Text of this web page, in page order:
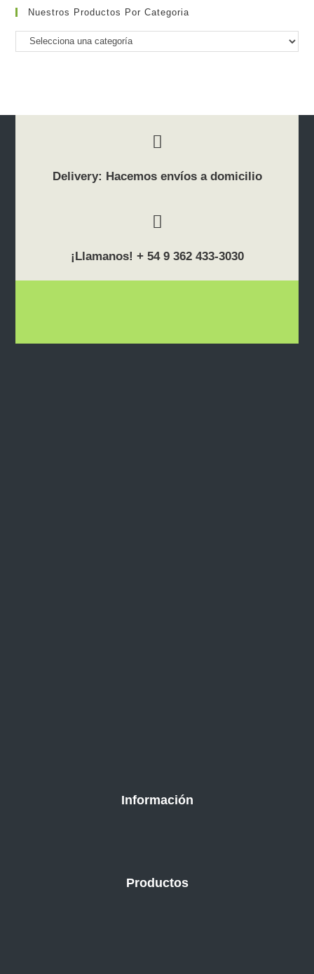
Nuestros Productos Por Categoria
Delivery: Hacemos envíos a domicilio
¡Llamanos! + 54 9 362 433-3030
Información
Productos